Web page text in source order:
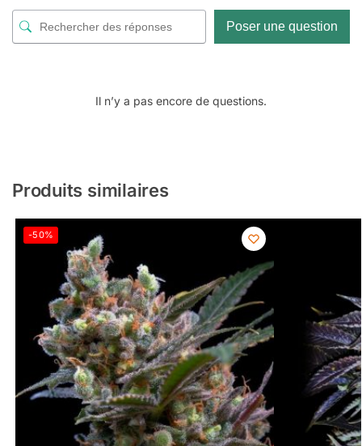
Poser une question
Il n’y a pas encore de questions.
Produits similaires
-50%